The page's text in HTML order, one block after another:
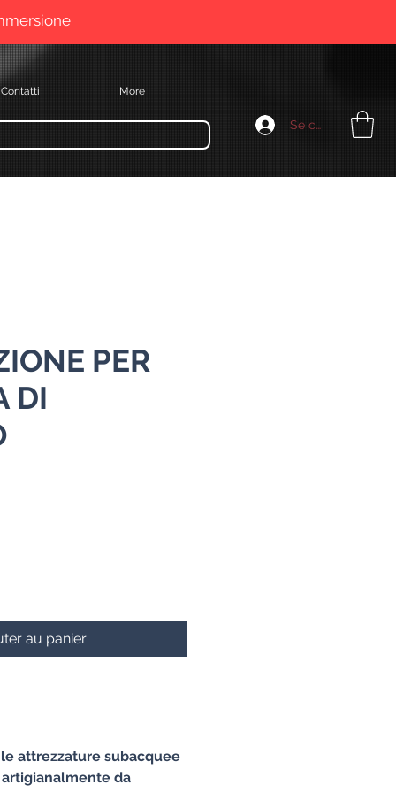
Contatti More
Se connecter
PER
DI
au panier
attrezzature subacquee
da